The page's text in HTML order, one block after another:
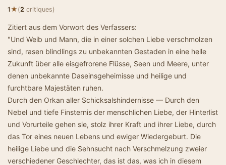
1★(2 critiques)
Zitiert aus dem Vorwort des Verfassers:
"Und Weib und Mann, die in einer solchen Liebe verschmolzen
sind, rasen blindlings zu unbekannten Gestaden in eine helle
Zukunft über alle eisgefrorene Flüsse, Seen und Meere, unter
denen unbekannte Daseinsgeheimisse und heilige und
furchtbare Majestäten ruhen.
Durch den Orkan aller Schicksalshindernisse — Durch den
Nebel und tiefe Finsternis der menschlichen Liebe, der Hinterlist
und Vorurteile gehen sie, stolz ihrer Kraft und ihrer Liebe, durch
das Tor eines neuen Lebens und ewiger Wiedergeburt. Die
heilige Liebe und die Sehnsucht nach Verschmelzung zweier
verschiedener Geschlechter, das ist das, was ich in diesem